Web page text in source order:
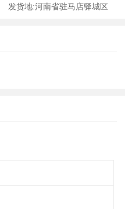
发货地:河南省驻马店驿城区